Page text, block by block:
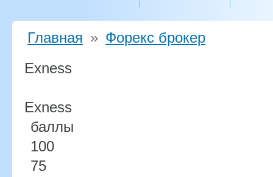
Главная » Форекс брокер
Exness
Exness
баллы
100
75